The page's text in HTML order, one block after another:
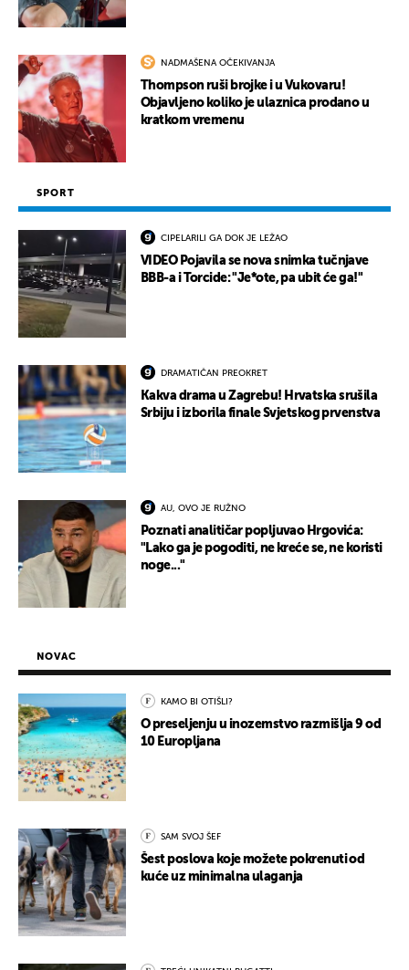
NADMAŠENA OČEKIVANJA
Thompson ruši brojke i u Vukovaru!
Objavljeno koliko je ulaznica prodano u
kratkom vremenu
SPORT
CIPELARILI GA DOK JE LEŽAO
VIDEO Pojavila se nova snimka tučnjave
BBB-a i Torcide: "Je*ote, pa ubit će ga!"
DRAMATIČAN PREOKRET
Kakva drama u Zagrebu! Hrvatska srušila
Srbiju i izborila finale Svjetskog prvenstva
AU, OVO JE RUŽNO
Poznati analitičar popljuvao Hrgovića:
"Lako ga je pogoditi, ne kreće se, ne koristi
noge..."
NOVAC
KAMO BI OTIŠLI?
O preseljenju u inozemstvo razmišlja 9 od
10 Europljana
SAM SVOJ ŠEF
Šest poslova koje možete pokrenuti od
kuće uz minimalna ulaganja